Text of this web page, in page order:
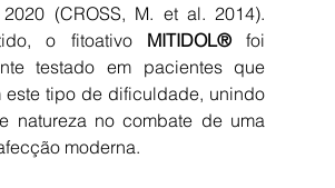
(CROSS, M. et al. 2014).
o fitoativo MITIDOL® foi
testado em pacientes que
este tipo de dificuldade, unindo
natureza no combate de uma
moderna.